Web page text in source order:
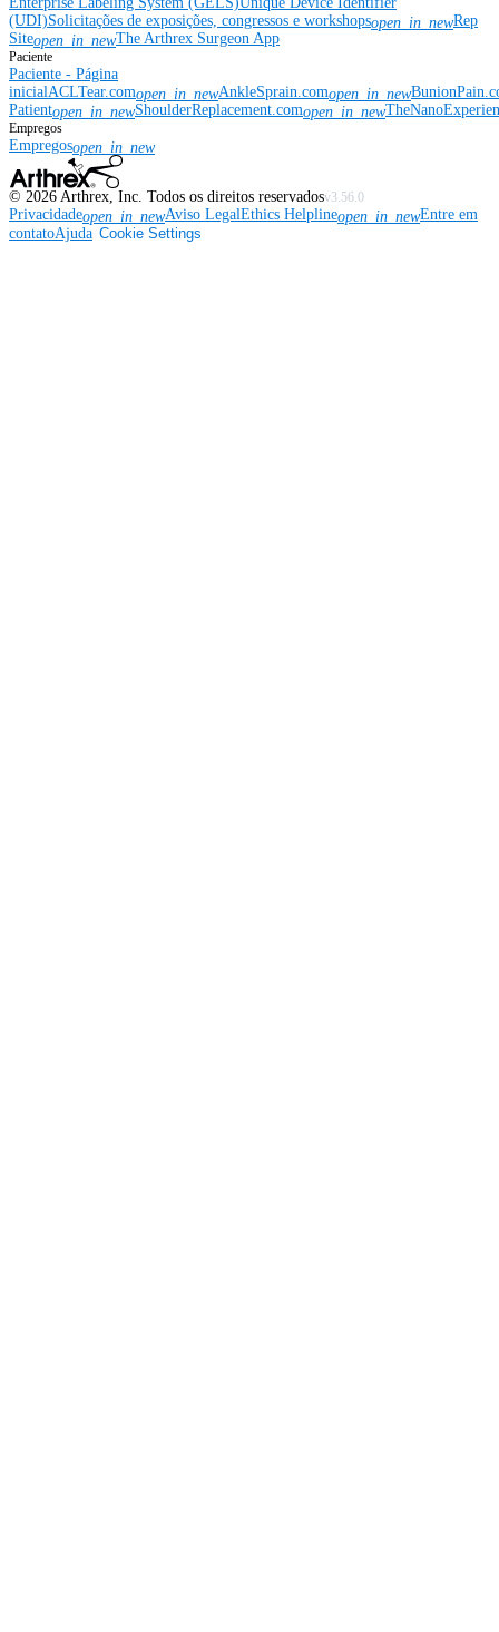
(UDI)Solicitações de exposições, congressos e workshopsopen_in_newRep
Siteopen_in_newThe Arthrex Surgeon App
Paciente
Paciente - Página
inicialACLTear.comopen_in_newAnkleSprain.comopen_in_new
Patientopen_in_newShoulderReplacement.comopen_in_new
Empregos
Empregosopen_in_new
© 2026 Arthrex, Inc. Todos os direitos reservadosv3.56.0
Privacidadeopen_in_newAviso LegalEthics Helplineopen_in_newEntre em
contatoAjuda Cookie Settings